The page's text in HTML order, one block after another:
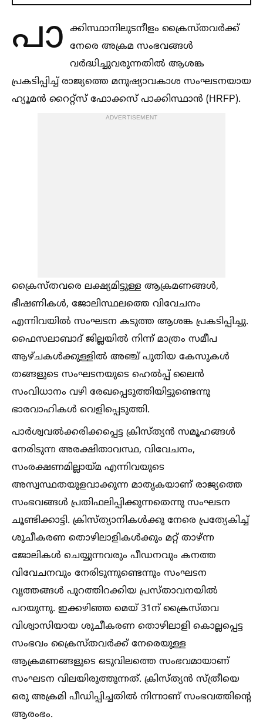
പാ ക്കിസ്ഥാനിലുടനീളം ക്രൈസ്തവര്‍ക്ക്
നേരെ അക്രമ സംഭവങ്ങള്‍
വർദ്ധിച്ചുവരുന്നതില്‍ ആശങ്ക
പ്രകടിപ്പിച്ച്‌ രാജ്യത്തെ മനുഷ്യാവകാശ സംഘടനയായ
ഹ്യൂമൻ റൈറ്റ്സ് ഫോക്കസ് പാക്കിസ്ഥാൻ (HRFP).
ADVERTISEMENT
ക്രൈസ്തവരെ ലക്ഷ്യമിട്ടുള്ള ആക്രമണങ്ങള്‍,
ഭീഷണികള്‍, ജോലിസ്ഥലത്തെ വിവേചനം
എന്നിവയില്‍ സംഘടന കടുത്ത ആശങ്ക പ്രകടിപ്പിച്ചു.
ഫൈസലാബാദ് ജില്ലയില്‍ നിന്ന് മാത്രം സമീപ
ആഴ്ചകള്‍ക്കുള്ളില്‍ അഞ്ച് പുതിയ കേസുകള്‍
തങ്ങളുടെ സംഘടനയുടെ ഹെല്‍പ്പ് ലൈന്‍
സംവിധാനം വഴി രേഖപ്പെടുത്തിയിട്ടുണ്ടെന്നു
ഭാരവാഹികള്‍ വെളിപ്പെടുത്തി.
പാർശ്വവല്‍ക്കരിക്കപ്പെട്ട ക്രിസ്ത്യൻ സമൂഹങ്ങള്‍
നേരിടുന്ന അരക്ഷിതാവസ്ഥ, വിവേചനം,
സംരക്ഷണമില്ലായ്മ എന്നിവയുടെ
അസ്വസ്ഥതയുളവാക്കുന്ന മാതൃകയാണ് രാജ്യത്തെ
സംഭവങ്ങള്‍ പ്രതിഫലിപ്പിക്കുന്നതെന്നു സംഘടന
ചൂണ്ടിക്കാട്ടി. ക്രിസ്ത്യാനികള്‍ക്കു നേരെ പ്രത്യേകിച്ച്‌
ശുചീകരണ തൊഴിലാളികള്‍ക്കും മറ്റ് താഴ്ന്ന
ജോലികള്‍ ചെയ്യുന്നവരും പീഡനവും കനത്ത
വിവേചനവും നേരിടുന്നുണ്ടെന്നും സംഘടന
വൃത്തങ്ങള്‍ പുറത്തിറക്കിയ പ്രസ്താവനയില്‍
പറയുന്നു. ഇക്കഴിഞ്ഞ മെയ് 31ന് ക്രൈസ്തവ
വിശ്വാസിയായ ശുചീകരണ തൊഴിലാളി കൊല്ലപ്പെട്ട
സംഭവം ക്രൈസ്തവര്‍ക്ക് നേരെയുള്ള
ആക്രമണങ്ങളുടെ ഒടുവിലത്തെ സംഭവമായാണ്
സംഘടന വിലയിരുത്തുന്നത്. ക്രിസ്ത്യൻ സ്ത്രീയെ
ഒരു അക്രമി പീഡിപ്പിച്ചതില്‍ നിന്നാണ് സംഭവത്തിന്റെ
ആരംഭം.